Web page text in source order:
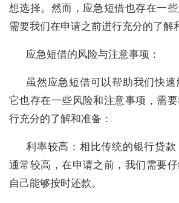
想选择。然而，应急短借也存在一
需要我们在申请之前进行充分的了解
应急短借的风险与注意事项：
虽然应急短借可以帮助我们快
它也存在一些风险和注意事项，需
行充分的了解和准备：
利率较高：相比传统的银行贷
通常较高，在申请之前，我们需要
自己能够按时还款。